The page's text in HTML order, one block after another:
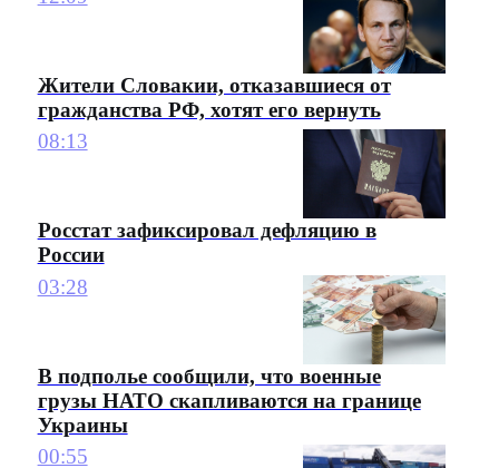
Жители Словакии, отказавшиеся от
гражданства РФ, хотят его вернуть
08:13
Росстат зафиксировал дефляцию в
России
03:28
В подполье сообщили, что военные
грузы НАТО скапливаются на границе
Украины
00:55